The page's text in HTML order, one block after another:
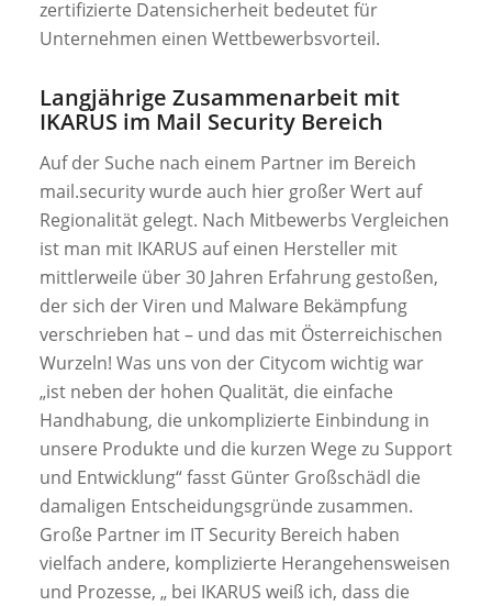
zertifizierte Datensicherheit bedeutet für
Unternehmen einen Wettbewerbsvorteil.
Langjährige Zusammenarbeit mit
IKARUS im Mail Security Bereich
Auf der Suche nach einem Partner im Bereich
mail.security wurde auch hier großer Wert auf
Regionalität gelegt. Nach Mitbewerbs Vergleichen
ist man mit IKARUS auf einen Hersteller mit
mittlerweile über 30 Jahren Erfahrung gestoßen,
der sich der Viren und Malware Bekämpfung
verschrieben hat – und das mit Österreichischen
Wurzeln! Was uns von der Citycom wichtig war
„ist neben der hohen Qualität, die einfache
Handhabung, die unkomplizierte Einbindung in
unsere Produkte und die kurzen Wege zu Support
und Entwicklung“fasst Günter Großschädl die
damaligen Entscheidungsgründe zusammen.
Große Partner im IT Security Bereich haben
vielfach andere, komplizierte Herangehensweisen
und Prozesse, „ bei IKARUS weiß ich, dass die